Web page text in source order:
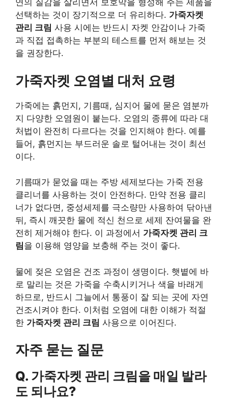
연의 질감을 살리면서 보호막을 형성해 주는 제품을
선택하는 것이 장기적으로 더 유리하다. 가죽자켓
관리 크림 사용 시에는 반드시 자켓 안감이나 가죽
과 직접 접촉하는 부분의 테스트를 먼저 해보는 것
을 권장한다.
가죽자켓 오염별 대처 요령
가죽에는 흙먼지, 기름때, 심지어 물에 묻은 염분까
지 다양한 오염원이 붙는다. 오염의 종류에 따라 대
처법이 완전히 다르다는 것을 인지해야 한다. 예를
들어, 흙먼지는 부드러운 솔로 털어내는 것이 최선
이다.
기름때가 묻었을 때는 주방 세제보다는 가죽 전용
클리너를 사용하는 것이 안전하다. 만약 전용 클리
너가 없다면, 중성세제를 극소량만 사용하여 닦아낸
뒤, 즉시 깨끗한 물에 적신 천으로 세제 잔여물을 완
전히 제거해야 한다. 이 과정에서 가죽자켓 관리 크
림을 이용해 영양을 보충해 주는 것이 좋다.
물에 젖은 오염은 건조 과정이 생명이다. 햇볕에 바
로 말리는 것은 가죽을 수축시키거나 색을 바래게
하므로, 반드시 그늘에서 통풍이 잘 되는 곳에 자연
건조시켜야 한다. 이처럼 오염에 대한 이해가 적절
한 가죽자켓 관리 크림 사용으로 이어진다.
자주 묻는 질문
Q. 가죽자켓 관리 크림을 매일 발라
도 되나요?